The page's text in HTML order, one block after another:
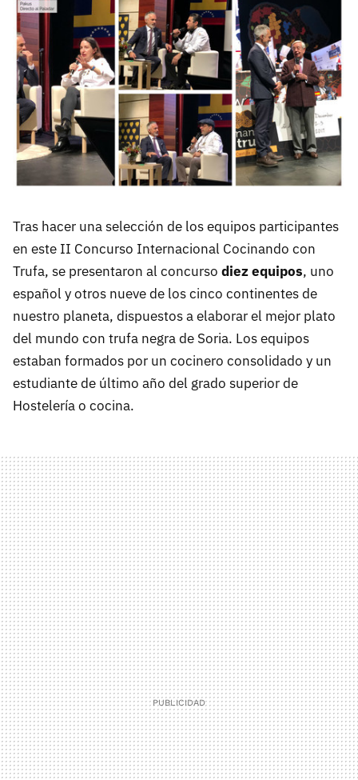
Tras hacer una selección de los equipos participantes
en este II Concurso Internacional Cocinando con
Trufa, se presentaron al concurso diez equipos, uno
español y otros nueve de los cinco continentes de
nuestro planeta, dispuestos a elaborar el mejor plato
del mundo con trufa negra de Soria. Los equipos
estaban formados por un cocinero consolidado y un
estudiante de último año del grado superior de
Hostelería o cocina.